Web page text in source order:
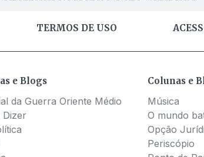
TERMOS DE USO
e Blogs
da Guerra Oriente Médio
Dizer
Colunas e
Música
O mundo
Opção
Periscópio